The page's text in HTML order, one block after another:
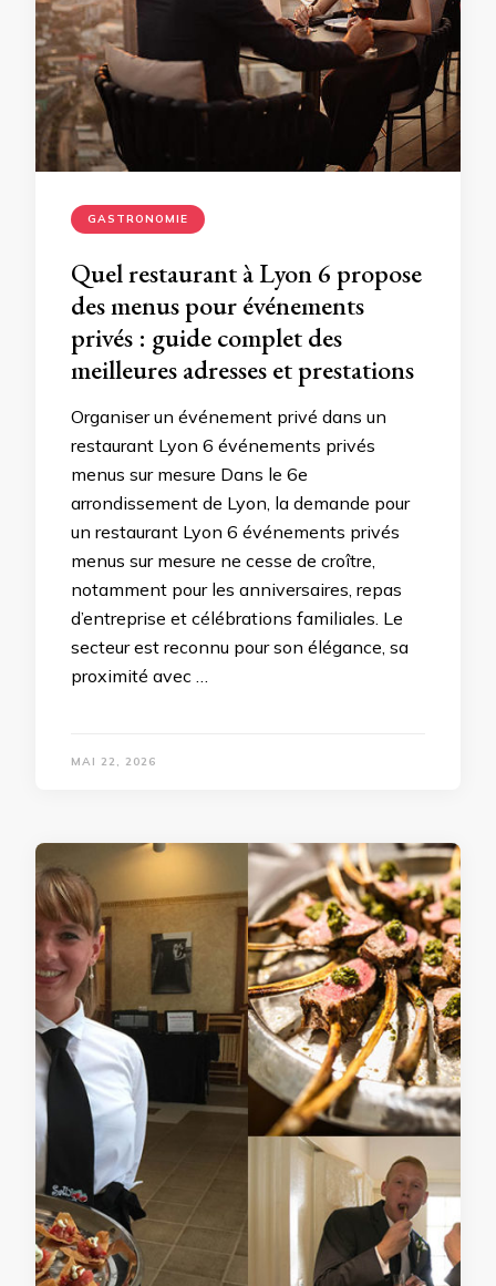
GASTRONOMIE
Quel restaurant à Lyon 6 propose
des menus pour événements
privés : guide complet des
meilleures adresses et prestations
Organiser un événement privé dans un
restaurant Lyon 6 événements privés
menus sur mesure Dans le 6e
arrondissement de Lyon, la demande pour
un restaurant Lyon 6 événements privés
menus sur mesure ne cesse de croître,
notamment pour les anniversaires, repas
d’entreprise et célébrations familiales. Le
secteur est reconnu pour son élégance, sa
proximité avec …
MAI 22, 2026